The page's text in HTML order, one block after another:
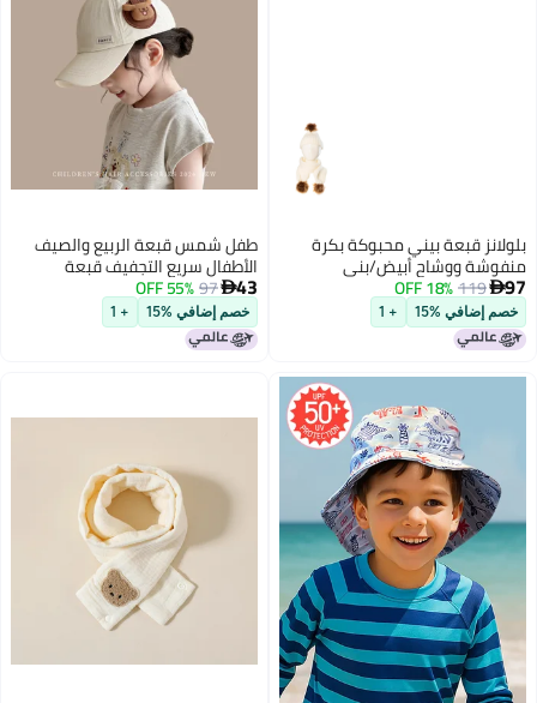
5
بلولانز قبعة بيني محبوكة بكرة
منفوشة ووشاح أبيض/بني
97
119
18% OFF
خصم إضافي %15 + 1
طفل شمس قبعة الربيع والصيف
الأطفال سريع التجفيف قبعة
البيسبول السفر حماية من الشمس
البنات قمة قبعة الأولاد شمس
قبعة
43
97
55% OFF
خصم إضافي %15 + 1